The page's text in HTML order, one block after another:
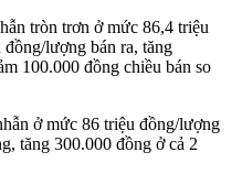
tròn trơn ở mức 86,4 triệu
lượng bán ra, tăng
100.000 đồng chiều bán so
ở mức 86 triệu đồng/lượng
tăng 300.000 đồng ở cả 2